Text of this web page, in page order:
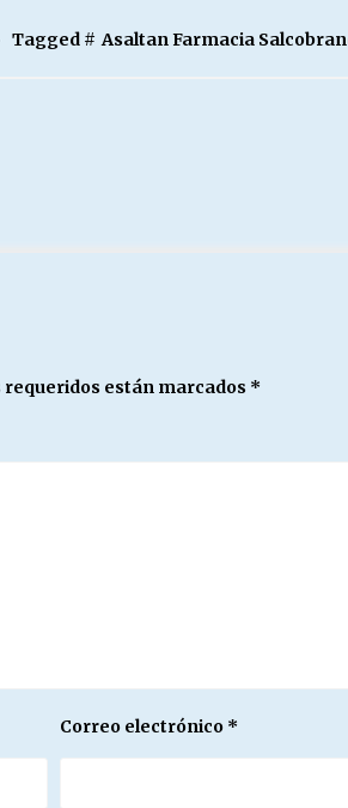
Tagged # Asaltan Farmacia
requeridos están marcados *
Correo electrónico *